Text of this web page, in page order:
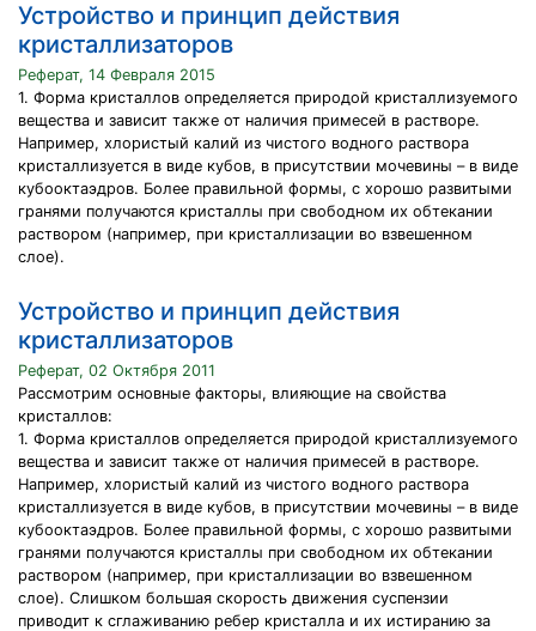
Устройство и принцип действия
кристаллизаторов
Реферат, 14 Февраля 2015
1. Форма кристаллов определяется природой кристаллизуемого
вещества и зависит также от наличия примесей в растворе.
Например, хлористый калий из чистого водного раствора
кристаллизуется в виде кубов, в присутствии мочевины – в виде
кубооктаэдров. Более правильной формы, с хорошо развитыми
гранями получаются кристаллы при свободном их обтекании
раствором (например, при кристаллизации во взвешенном
слое).
Устройство и принцип действия
кристаллизаторов
Реферат, 02 Октября 2011
Рассмотрим основные факторы, влияющие на свойства
кристаллов:
1. Форма кристаллов определяется природой кристаллизуемого
вещества и зависит также от наличия примесей в растворе.
Например, хлористый калий из чистого водного раствора
кристаллизуется в виде кубов, в присутствии мочевины – в виде
кубооктаэдров. Более правильной формы, с хорошо развитыми
гранями получаются кристаллы при свободном их обтекании
раствором (например, при кристаллизации во взвешенном
слое). Слишком большая скорость движения суспензии
приводит к сглаживанию ребер кристалла и их истиранию за